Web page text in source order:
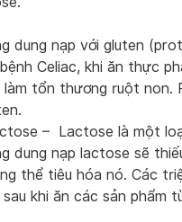
dung nạp với gluten
Celiac, khi ăn thực
tổn thương ruột non.
– Lactose là một
dung nạp lactose sẽ
thể tiêu hóa nó. Các
khi ăn các sản phẩm